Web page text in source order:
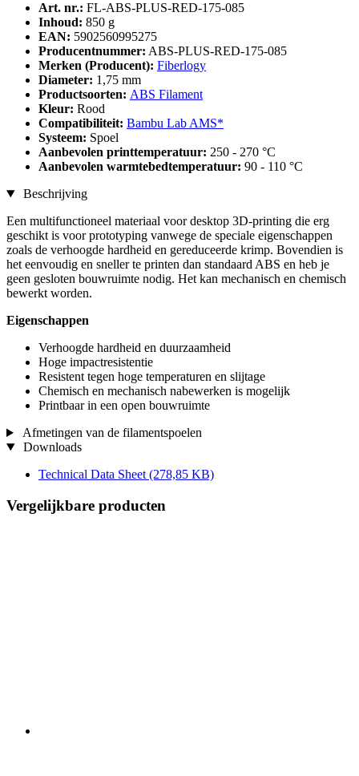
Art. nr.: FL-ABS-PLUS-RED-175-085
Inhoud: 850 g
EAN: 5902560995275
Producentnummer: ABS-PLUS-RED-175-085
Merken (Producent): Fiberlogy
Diameter: 1,75 mm
Productsoorten: ABS Filament
Kleur: Rood
Compatibiliteit: Bambu Lab AMS*
Systeem: Spoel
Aanbevolen printtemperatuur: 250 - 270 °C
Aanbevolen warmtebedtemperatuur: 90 - 110 °C
Beschrijving
Een multifunctioneel materiaal voor desktop 3D-printing die erg
geschikt is voor prototyping vanwege de speciale eigenschappen
zoals de verhoogde hardheid en gereduceerde krimp. Bovendien is
het eenvoudig en sneller te printen dan standaard ABS en heb je
geen gesloten bouwruimte nodig. Het kan mechanisch en chemisch
bewerkt worden.
Eigenschappen
Verhoogde hardheid en duurzaamheid
Hoge impactresistentie
Resistent tegen hoge temperaturen en slijtage
Chemisch en mechanisch nabewerken is mogelijk
Printbaar in een open bouwruimte
Afmetingen van de filamentspoelen
Downloads
Technical Data Sheet (278,85 KB)
Vergelijkbare producten